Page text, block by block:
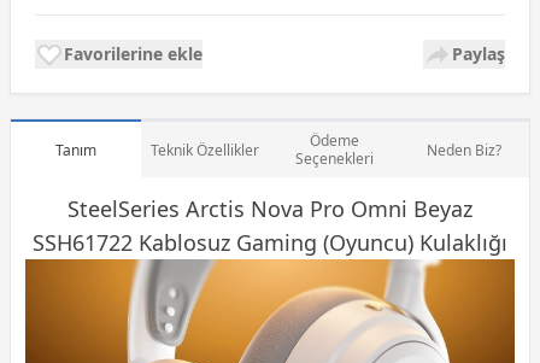
Favorilerine ekle Paylaş
Tanım Teknik Özellikler
Ödeme
Seçenekleri
Neden Biz?
SteelSeries Arctis Nova Pro Omni Beyaz
SSH61722 Kablosuz Gaming (Oyuncu) Kulaklığı